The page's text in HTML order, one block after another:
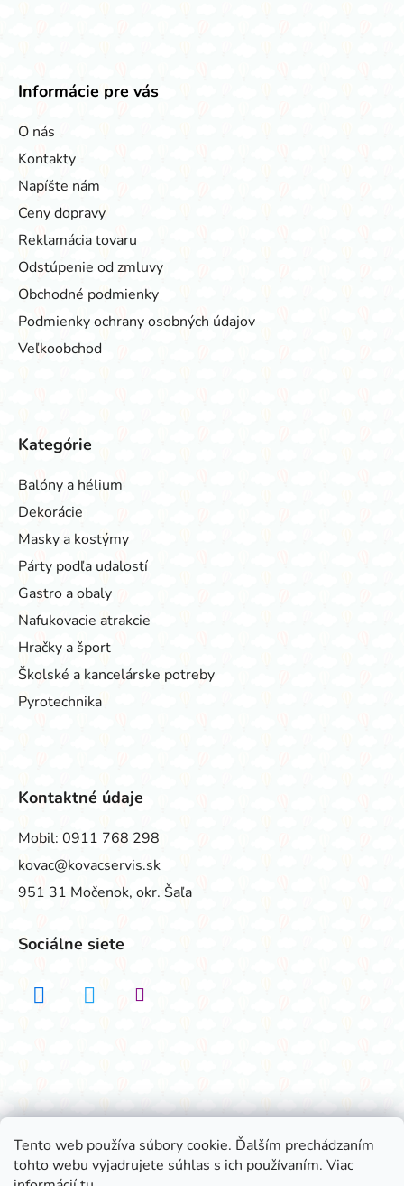
Tento web používa súbory cookie. Ďalším prechádzaním
tohto webu vyjadrujete súhlas s ich používaním. Viac
Informácie pre vás
O nás
Kontakty
Napíšte nám
Ceny dopravy
Reklamácia tovaru
Odstúpenie od zmluvy
Obchodné podmienky
Podmienky ochrany osobných údajov
Veľkoobchod
Kategórie
Balóny a hélium
Dekorácie
Masky a kostýmy
Párty podľa udalostí
Gastro a obaly
Nafukovacie atrakcie
Hračky a šport
Školské a kancelárske potreby
Pyrotechnika
Kontaktné údaje
Mobil: 0911 768 298
kovac@kovacservis.sk
951 31 Močenok, okr. Šaľa
Sociálne siete